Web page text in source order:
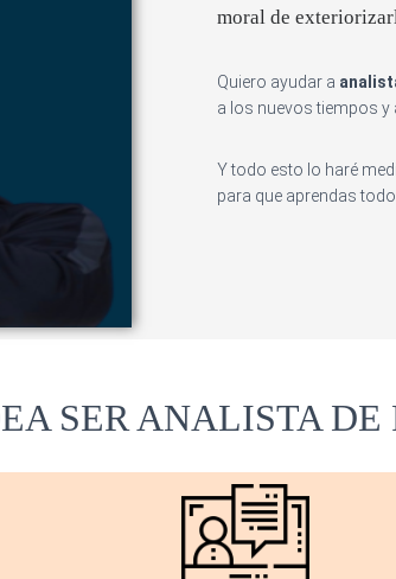
moral de
Quiero ayudar a
a los nuevos tiempos y
Y todo esto lo haré
para que aprendas
SER ANALISTA DE